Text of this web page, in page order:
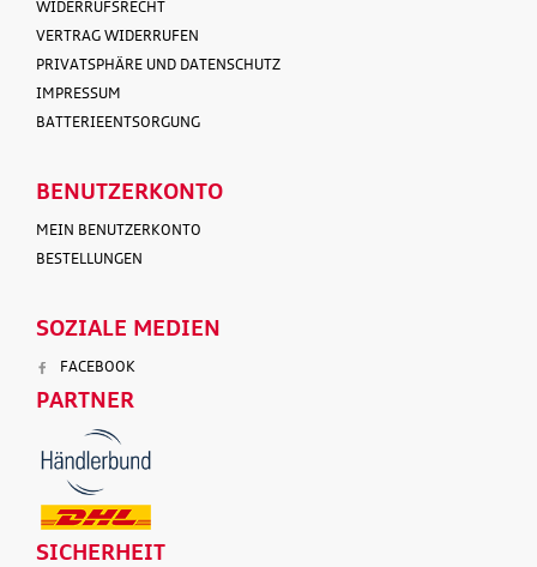
WIDERRUFSRECHT
VERTRAG WIDERRUFEN
PRIVATSPHÄRE UND DATENSCHUTZ
IMPRESSUM
BATTERIEENTSORGUNG
BENUTZERKONTO
MEIN BENUTZERKONTO
BESTELLUNGEN
SOZIALE MEDIEN
FACEBOOK
PARTNER
SICHERHEIT